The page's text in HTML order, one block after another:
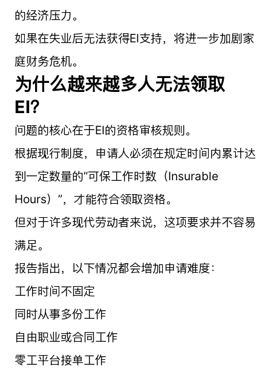
的经济压力。
如果在失业后无法获得EI支持，将进一步加剧家
庭财务危机。
为什么越来越多人无法领取
EI？
问题的核心在于EI的资格审核规则。
根据现行制度，申请人必须在规定时间内累计达
到一定数量的“可保工作时数（Insurable
Hours）”，才能符合领取资格。
但对于许多现代劳动者来说，这项要求并不容易
满足。
报告指出，以下情况都会增加申请难度：
工作时间不固定
同时从事多份工作
自由职业或合同工作
零工平台接单工作